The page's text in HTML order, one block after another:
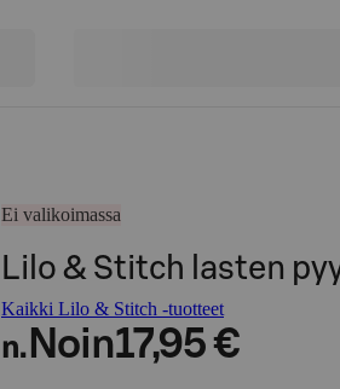
Ei valikoimassa
Lilo & Stitch lasten
Kaikki Lilo & Stitch -tuotteet
n. Noin17,95 €